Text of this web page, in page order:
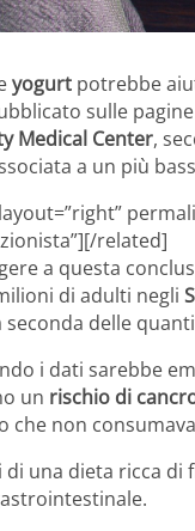
yogurt potrebbe
sulle
Medical Center,
a un più
related]
a questa
di adulti negli
seconda delle
i dati sarebbe
un rischio di
che non
di una dieta ricca